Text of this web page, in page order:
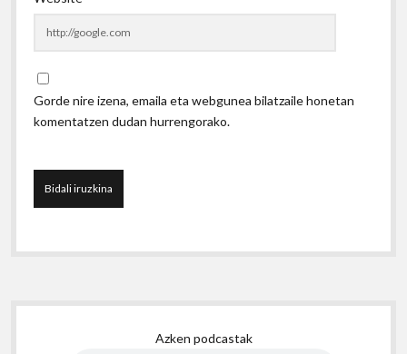
Gorde nire izena, emaila eta webgunea bilatzaile honetan
komentatzen dudan hurrengorako.
Sidebar
Azken podcastak